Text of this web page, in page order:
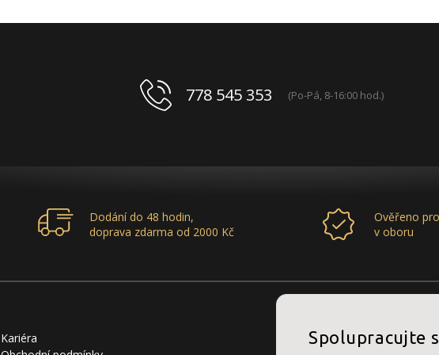
778 545 353 (Po-Pá, 8-16:00 hod.)
Dodání do 48 hodin,
doprava zdarma od 2000 Kč
Ověřeno
v oboru
Kariéra
Spolupracujte